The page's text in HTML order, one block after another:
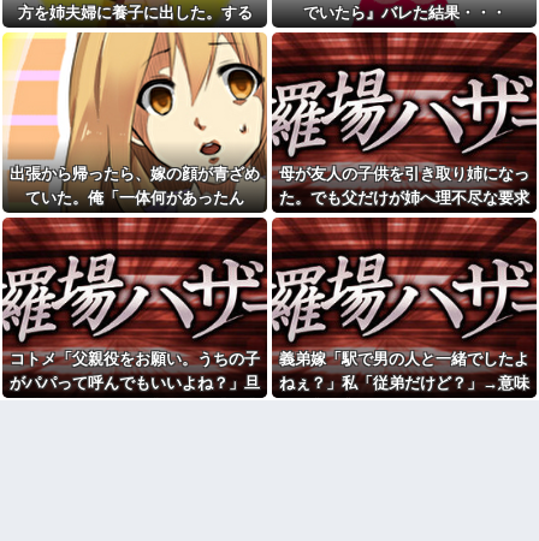
移民ベトナム女達の宅飲み、
レベチｗｗｗｗｗｗｗｗｗｗｗ
ｗｗｗｗｗｗｗｗｗｗｗｗｗ
【衝撃】ジャンポケ斉藤の被
害女性「バウムクーヘン売った
りTikTokライブしててムカつい
たから示談しなかった」←コレ
ってさ…
女「43億円注文して………キ
ャンセルっと！」←こいつの目
的
【動画】手術中に熊本地震直
撃やばすぎる
【衝撃】若い女の子からする
「甘い匂い」の正体、まさか分
からないDTなんておらんよな？
よな？w w w w w w w w w w w
Gカップの嫁が肩こりに悩み
中。俺が揉んであげてるが効果
あるんか？
年収1500万の父が退職。父
たら→
旦那が知らない間に夜の店行
ってた。私「なんで黙って行っ
たの？」旦那「暴力したら犯罪
だぞ」→夜の店通いを巡って夫
婦の言い争いが泥沼化して…
彼の母親と初めて食事した時
に彼母が「私ちゃんは結婚した
ら仕事辞める予定なんですって
ね」と言ってきた
【画像】福原遥さん、意外と
あるｗ他
姪っ子とクレープを買ってい
たら不審者と間違われ警察沙汰
にｗ必死にかばってくれた姪の
一言に泣きそうになった件←必
死の弁明が逆に不憫すぎて草
高校の頃、担任と隣のクラス
の担任が結婚。「お祝いに行こ
う！」と結婚式場に突撃した結
果...
方を姉夫婦に養子に出した。する
と、養子に出した子がすごく礼儀正
しくてビックリ
でいたら』バレた結果・・・
出張から帰ったら、嫁の顔が青ざめ
ていた。俺「一体何があったん
だ？」嫁「…」→子供たちに話を聞
くと…
母が友人の子供を引き取り姉になっ
た。でも父だけが姉へ理不尽な要求
ばかり押し付けていて…
コトメ「父親役をお願い。うちの子
がパパって呼んでもいいよね？」旦
義弟嫁「駅で男の人と一緒でしたよ
ねぇ？」私「従弟だけど？」→意味